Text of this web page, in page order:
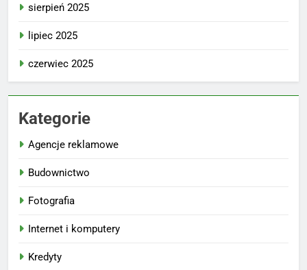
sierpień 2025
lipiec 2025
czerwiec 2025
Kategorie
Agencje reklamowe
Budownictwo
Fotografia
Internet i komputery
Kredyty